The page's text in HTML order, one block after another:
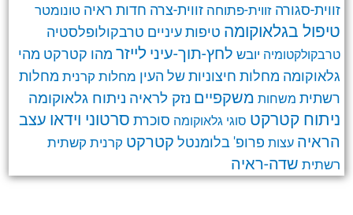
זווית-סגורה זווית-פתוחה זווית-צרה חדות ראיה טונומטר
טיפול בגלאוקומה טיפות עיניים טרבקולופלסטיה
טרבקולקטומיה יובש לחץ-תוך-עיני לייזר מהו קטרקט מהי
גלאוקומה מחלות חיצוניות של העין מחלות קרנית מחלות
רשתית משחות משקפיים נזק לראיה ניתוח גלאוקומה
ניתוח קטרקט סוגי גלאוקומה סוכרת סרטוני וידאו עצב
הראיה עצות פרופ' בלומנטל קטרקט קרנית קשתית
רשתית שדה-ראיה